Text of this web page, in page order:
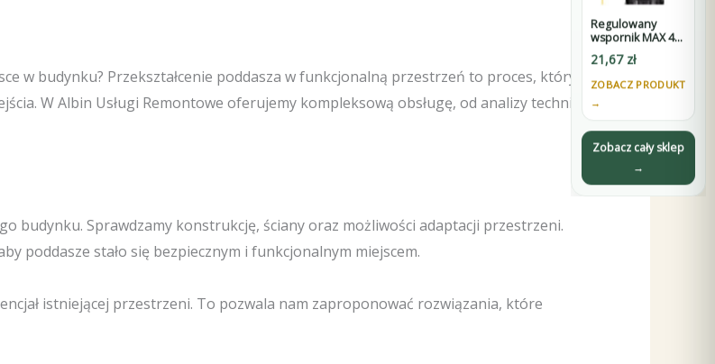
w budynku? Przekształcenie poddasza w funkcjonalną przestrzeń to proces, który
W Albin Usługi Remontowe oferujemy kompleksową obsługę, od analizy technicznej
budynku. Sprawdzamy konstrukcję, ściany oraz możliwości adaptacji przestrzeni.
poddasze stało się bezpiecznym i funkcjonalnym miejscem.
istniejącej przestrzeni. To pozwala nam zaproponować rozwiązania, które
Regulowany
wspornik MAX 45-
75 mm do
tarasów
wentylowanych
pod płyty z D3
21,67 zł
ZOBACZ PRODUKT
→
Zobacz cały sklep
→